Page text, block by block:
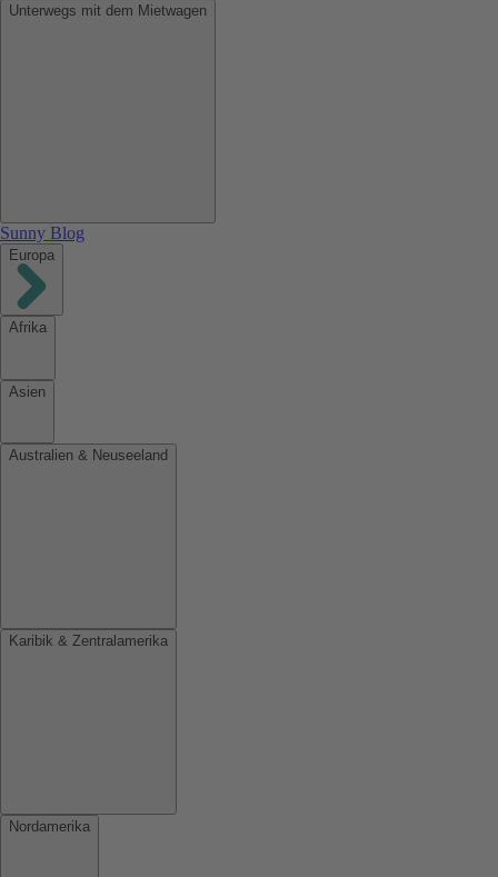
Unterwegs mit dem Mietwagen
Sunny Blog
Europa
Afrika
Asien
Australien & Neuseeland
Karibik & Zentralamerika
Nordamerika